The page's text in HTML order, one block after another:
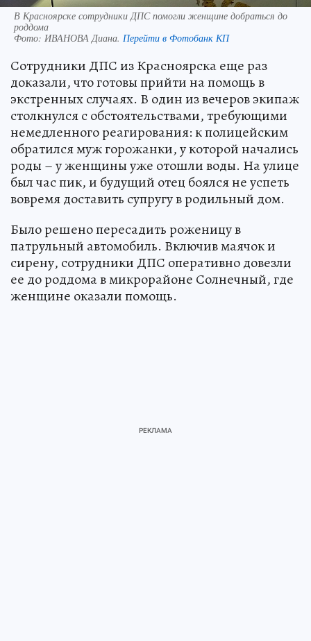
В Красноярске сотрудники ДПС помогли женщине добраться до
роддома
Фото: ИВАНОВА Диана. Перейти в Фотобанк КП
Сотрудники ДПС из Красноярска еще раз
доказали, что готовы прийти на помощь в
экстренных случаях. В один из вечеров экипаж
столкнулся с обстоятельствами, требующими
немедленного реагирования: к полицейским
обратился муж горожанки, у которой начались
роды – у женщины уже отошли воды. На улице
был час пик, и будущий отец боялся не успеть
вовремя доставить супругу в родильный дом.
Было решено пересадить роженицу в
патрульный автомобиль. Включив маячок и
сирену, сотрудники ДПС оперативно довезли
ее до роддома в микрорайоне Солнечный, где
женщине оказали помощь.